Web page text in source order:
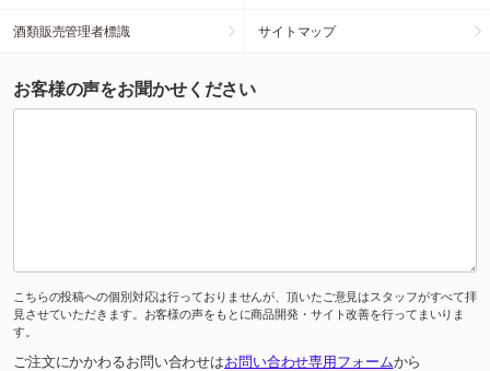
酒類販売管理者標識 サイトマップ
お客様の声をお聞かせください
こちらの投稿への個別対応は行っておりませんが、頂いたご意見はスタッフがすべて拝
見させていただきます。お客様の声をもとに商品開発・サイト改善を行ってまいりま
す。
ご注文にかかわるお問い合わせはお問い合わせ専用フォームから